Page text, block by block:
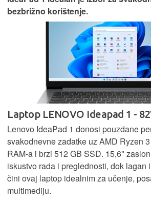
bezbrižno korištenje.
Laptop LENOVO Ideapad 1 -
Lenovo IdeaPad 1 donosi pouzdane
svakodnevne zadatke uz AMD Ryzen
RAM-a i brzi 512 GB SSD. 15,6"
iskustvo rada i preglednosti, dok lagan
čini ovaj laptop idealnim za učenje,
multimediju.